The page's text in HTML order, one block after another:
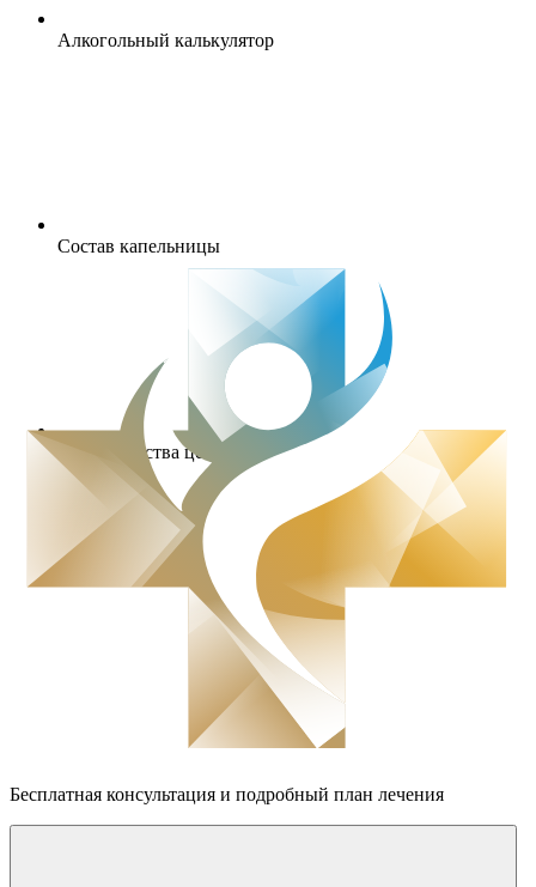
Алкогольный калькулятор
Состав капельницы
Преимущества центра
Бесплатная консультация и подробный план лечения